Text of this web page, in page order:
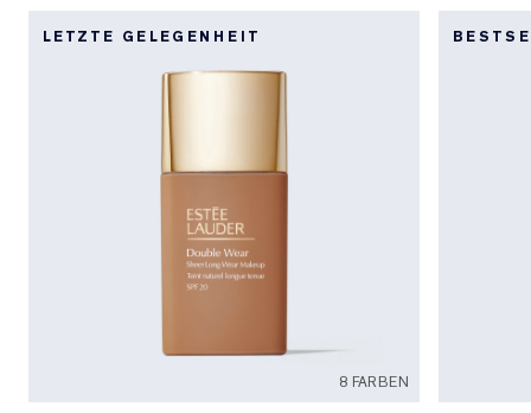
LETZTE GELEGENHEIT
8 FARBEN